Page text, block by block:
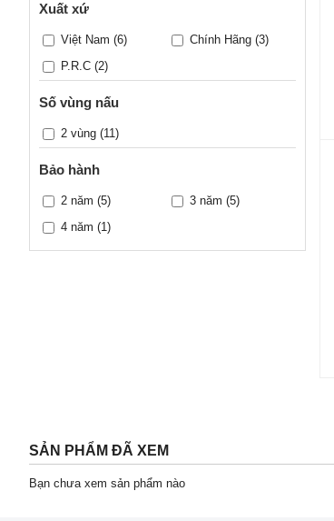
Xuất xứ
Việt Nam (6) Chính Hãng (3)
P.R.C (2)
Số vùng nấu
2 vùng (11)
Bảo hành
2 năm (5) 3 năm (5)
4 năm (1)
SẢN PHẨM ĐÃ XEM
Bạn chưa xem sản phẩm nào